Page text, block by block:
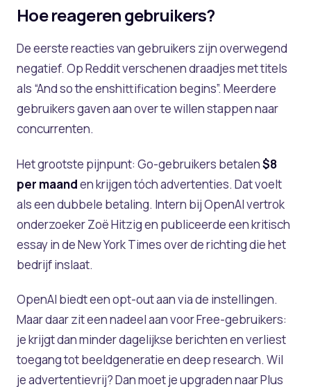
Hoe reageren gebruikers?
De eerste reacties van gebruikers zijn overwegend
negatief. Op Reddit verschenen draadjes met titels
als “And so the enshittification begins”. Meerdere
gebruikers gaven aan over te willen stappen naar
concurrenten.
Het grootste pijnpunt: Go-gebruikers betalen$8
per maanden krijgen tóch advertenties. Dat voelt
als een dubbele betaling. Intern bij OpenAI vertrok
onderzoeker Zoë Hitzig en publiceerde een kritisch
essay in de New York Times over de richting die het
bedrijf inslaat.
OpenAI biedt een opt-out aan via de instellingen.
Maar daar zit een nadeel aan voor Free-gebruikers:
je krijgt dan minder dagelijkse berichten en verliest
toegang tot beeldgeneratie en deep research. Wil
je advertentievrij? Dan moet je upgraden naar Plus